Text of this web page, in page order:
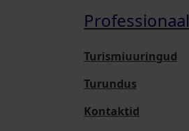
Professionaal
Turismiuuringud
Turundus
Kontaktid